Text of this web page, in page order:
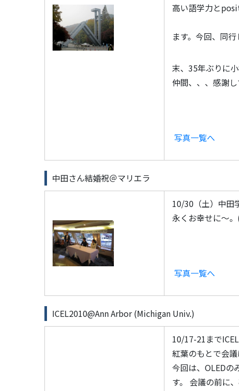
高い語学力と
ます。今回、同
末、35年ぶりに
仲間、、、感謝し
写真一覧へ
中田さん結婚祝＠マリエラ
10/30（土）中田
永くお幸せに～
写真一覧へ
ICEL2010@Ann Arbor (Michigan Univ.)
10/17-21まで
紅葉のもとで会
今回は、OLEDの
す。 会議の前に